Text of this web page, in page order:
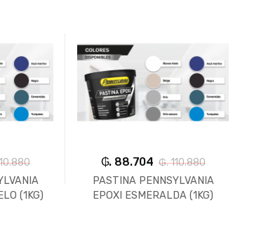
(1KG)
₲. 88.704 ₲. 110.880
PASTINA PENNSYLVANIA
EPOXI ESMERALDA (1KG)